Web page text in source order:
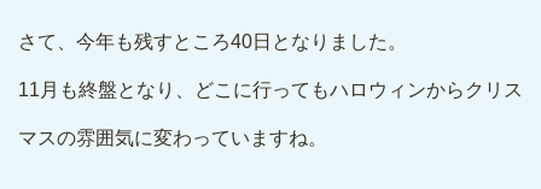
さて、今年も残すところ40日となりました。
11月も終盤となり、どこに行ってもハロウィンからクリス
マスの雰囲気に変わっていますね。